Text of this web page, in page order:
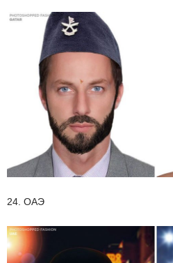
24. ОАЭ